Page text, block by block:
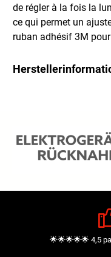
de régler à la fois la
ce qui permet un
ruban adhésif 3M
🌟🌟🌟🌟🌟 4,5